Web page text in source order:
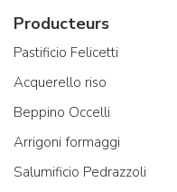
Producteurs
Pastificio Felicetti
Acquerello riso
Beppino Occelli
Arrigoni formaggi
Salumificio Pedrazzoli